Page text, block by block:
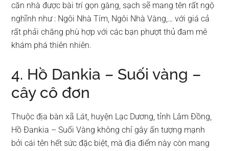
căn nhà được bài trí gọn gàng, sạch sẽ mang tên rất ngộ
nghĩnh như : Ngôi Nhà Tím, Ngôi Nhà Vàng,… với giá cả
rất phải chăng phù hợp với các bạn phượt thủ đam mê
khám phá thiên nhiên.
4. Hồ Dankia – Suối vàng –
cây cô đơn
Thuộc địa bàn xã Lát, huyện Lạc Dương, tỉnh Lâm Đồng,
Hồ Đankia – Suối Vàng không chỉ gây ấn tượng mạnh
bởi cái tên hết sức đặc biệt, mà địa điểm này còn mang